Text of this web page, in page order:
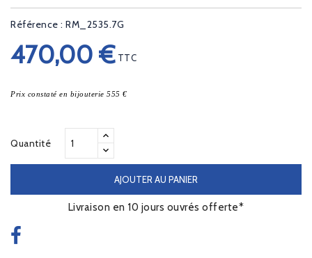
Référence : RM_2535.7G
470,00 € TTC
Prix constaté en bijouterie 555 €
Quantité
AJOUTER AU PANIER
Livraison en 10 jours ouvrés offerte*